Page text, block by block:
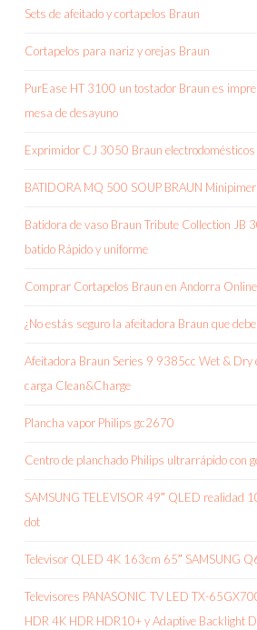
Sets de afeitado y cortapelos Braun
Cortapelos para nariz y orejas Braun
PurEase HT 3100 un tostador Braun es
mesa de desayuno
Exprimidor CJ 3050 Braun electrodomésticos
BATIDORA MQ 500 SOUP BRAUN Minipimer
Batidora de vaso Braun Tribute Collection JB
batido Rápido y uniforme
Comprar Cortapelos Braun en Andorra Online
¿No estás seguro la afeitadora Braun que
Afeitadora Braun Series 9 9385cc Wet & Dry
carga Clean&Charge
Plancha vapor Philips gc2670
Centro de planchado Philips ultrarrápido con
SAMSUNG TELEVISOR 49″ QLED realidad
dot
Televisor QLED 4K 163cm 65″ SAMSUNG
Televisores PANASONIC TV LED TX-
HDR 4K HDR HDR10+ y Adaptive Backlight